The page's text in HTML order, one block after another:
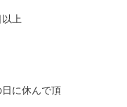
上
に休んで頂